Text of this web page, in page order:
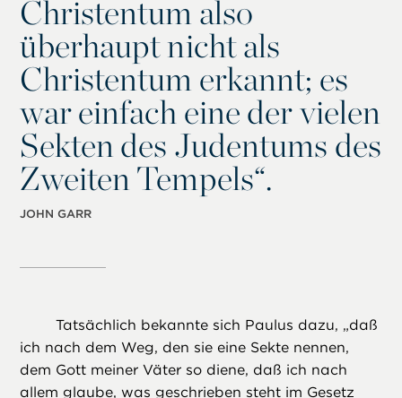
Christentum also
überhaupt nicht als
Christentum erkannt; es
war einfach eine der vielen
Sekten des Judentums des
Zweiten Tempels“.
JOHN GARR
Tatsächlich bekannte sich Paulus dazu, „daß
ich nach dem Weg, den sie eine Sekte nennen,
dem Gott meiner Väter so diene, daß ich nach
allem glaube, was geschrieben steht im Gesetz